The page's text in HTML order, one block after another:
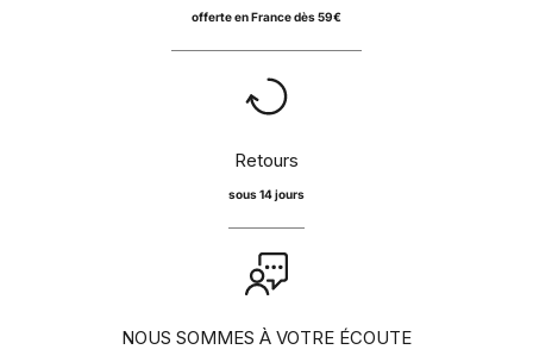
offerte en France dès 59€
Retours
sous 14 jours
NOUS SOMMES À VOTRE ÉCOUTE